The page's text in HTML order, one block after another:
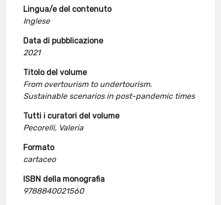
Lingua/e del contenuto
Inglese
Data di pubblicazione
2021
Titolo del volume
From overtourism to undertourism.
Sustainable scenarios in post-pandemic times
Tutti i curatori del volume
Pecorelli, Valeria
Formato
cartaceo
ISBN della monografia
9788840021560